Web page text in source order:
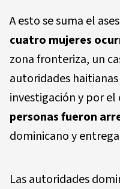
A esto se suma el
cuatro mujeres
zona fronteriza, un
autoridades
investigación y por el
personas fueron
dominicano y
Las autoridades